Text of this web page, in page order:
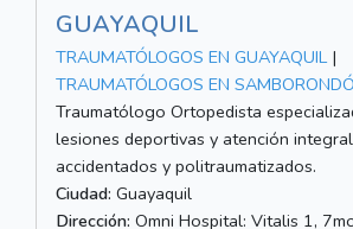
GUAYAQUIL
TRAUMATÓLOGOS EN GUAYAQUIL|
TRAUMATÓLOGOS EN
Traumatólogo Ortopedista
lesiones deportivas y atención
accidentados y politraumatizados.
Ciudad: Guayaquil
Dirección: Omni Hospital: Vitalis 1,